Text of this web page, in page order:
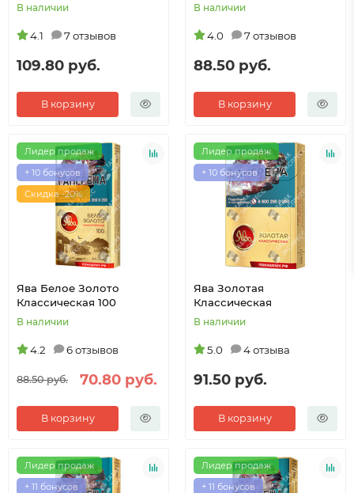
В наличии
4.1 7 отзывов
109.80 руб.
В корзину
В наличии
4.0 7 отзывов
88.50 руб.
В корзину
Лидер продаж
+ 10 бонусов
Скидка -20%
Ява Белое Золото
Классическая 100
В наличии
4.2 6 отзывов
88.50 руб. 70.80 руб.
В корзину
Лидер продаж
+ 10 бонусов
Ява Золотая
Классическая
В наличии
5.0 4 отзыва
91.50 руб.
В корзину
Лидер продаж
+ 11 бонусов
Лидер продаж
+ 11 бонусов